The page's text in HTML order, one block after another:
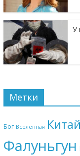
У
Метки
Бог Вселенная Китай
Фалуньгун